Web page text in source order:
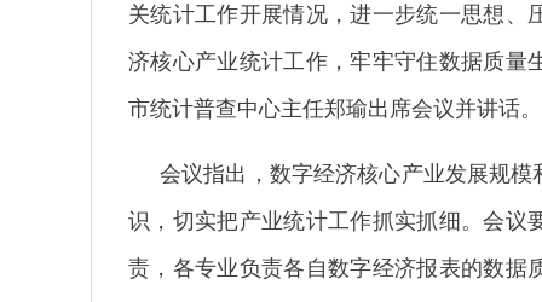
关统计工作开展情况，进一步统一思想、
济核心产业统计工作，牢牢守住数据质量
市统计普查中心主任郑瑜出席会议并讲话。
会议指出，数字经济核心产业发展规
识，切实把产业统计工作抓实抓细。会议
责，各专业负责各自数字经济报表的数据